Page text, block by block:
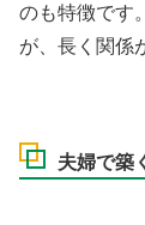
のも特徴です
が、長く関係
夫婦で築